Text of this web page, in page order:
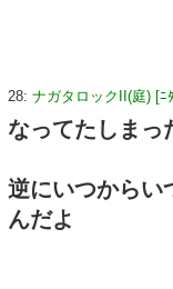
28: ナガタロックII(庭) [ﾆ
なってたしまっ
逆にいつからい
んだよ